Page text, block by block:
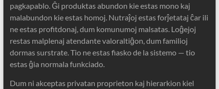
pagkapablo. Ĝi produktas abundon kie estas mono kaj
malabundon kie estas homoj. Nutraĵoj estas forĵetataj ĉar ili
ne estas profitdonaj, dum komunumoj malsatas. Loĝejoj
restas malplenaj atendante valoraltiĝon, dum familioj
dormas surstrate. Tio ne estas fiasko de la sistemo — tio
estas ĝia normala funkciado.
Dum ni akceptas privatan proprieton kaj hierarkion kiel